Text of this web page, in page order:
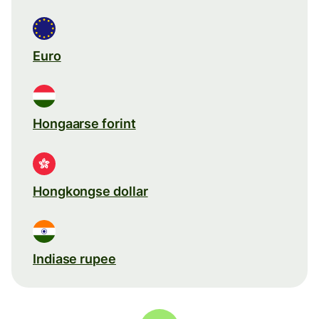
Euro
Hongaarse forint
Hongkongse dollar
Indiase rupee